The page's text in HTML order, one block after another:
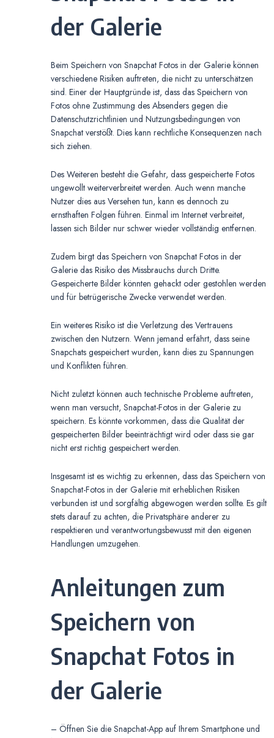
der Galerie
Beim Speichern von Snapchat Fotos in der Galerie können
verschiedene Risiken auftreten, die nicht zu unterschätzen
sind. Einer der Hauptgründe ist, dass das Speichern von
Fotos ohne Zustimmung des Absenders gegen die
Datenschutzrichtlinien und Nutzungsbedingungen von
Snapchat verstößt. Dies kann rechtliche Konsequenzen nach
sich ziehen.
Des Weiteren besteht die Gefahr, dass gespeicherte Fotos
ungewollt weiterverbreitet werden. Auch wenn manche
Nutzer dies aus Versehen tun, kann es dennoch zu
ernsthaften Folgen führen. Einmal im Internet verbreitet,
lassen sich Bilder nur schwer wieder vollständig entfernen.
Zudem birgt das Speichern von Snapchat Fotos in der
Galerie das Risiko des Missbrauchs durch Dritte.
Gespeicherte Bilder könnten gehackt oder gestohlen werden
und für betrügerische Zwecke verwendet werden.
Ein weiteres Risiko ist die Verletzung des Vertrauens
zwischen den Nutzern. Wenn jemand erfährt, dass seine
Snapchats gespeichert wurden, kann dies zu Spannungen
und Konflikten führen.
Nicht zuletzt können auch technische Probleme auftreten,
wenn man versucht, Snapchat-Fotos in der Galerie zu
speichern. Es könnte vorkommen, dass die Qualität der
gespeicherten Bilder beeinträchtigt wird oder dass sie gar
nicht erst richtig gespeichert werden.
Insgesamt ist es wichtig zu erkennen, dass das Speichern von
Snapchat-Fotos in der Galerie mit erheblichen Risiken
verbunden ist und sorgfältig abgewogen werden sollte. Es gilt
stets darauf zu achten, die Privatsphäre anderer zu
respektieren und verantwortungsbewusst mit den eigenen
Handlungen umzugehen.
Anleitungen zum
Speichern von
Snapchat Fotos in
der Galerie
– Öffnen Sie die Snapchat-App auf Ihrem Smartphone und